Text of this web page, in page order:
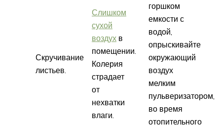
Скручивание
листьев.
Слишком
сухой
воздух в
помещении.
Колерия
страдает
от
нехватки
влаги.
горшком
емкости с
водой,
опрыскивайте
окружающий
воздух
мелким
пульверизатором,
во время
отопительного